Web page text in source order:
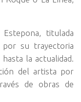
titulada
por su trayectoria
la actualidad.
del artista por
de obras de